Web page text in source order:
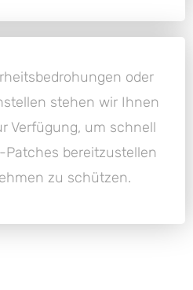
oder
stehen wir Ihnen
Verfügung, um schnell
bereitzustellen
zu schützen.